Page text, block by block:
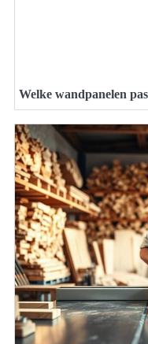
Welke wandpanelen